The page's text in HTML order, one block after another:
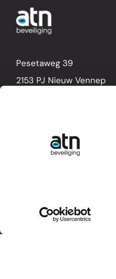
Pesetaweg 39
2153 PJ Nieuw Vennep
ATN Beveiliging copyright | KVK: